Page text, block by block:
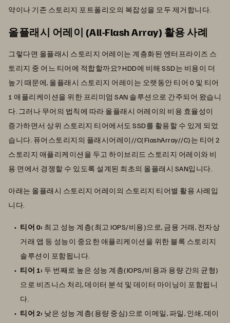
약이나 기존 스토리지 포트폴리오의 복잡성을 모두 제거합니다.
올플래시 어레이 (All-Flash Array) 활용 사례
그렇다면 올플래시 스토리지 어레이는 계층화된 엔터프라이즈 스
토리지 중 어느 티어에 적합할까요? HDD에 비해 SSD는 비용이 더
높기 때문에, 올플래시 스토리지 어레이는 오랫동안 티어 0 및 티어
1 애플리케이션을 위한 프리미엄 SAN 솔루션으로 간주되어 왔습니
다. 그러나 무어의 법칙에 따라 올플래시 어레이의 비용 효율성이
증가하면서 상위 스토리지 티어에서도 SSD를 활용할 수 있게 되었
습니다. 퓨어스토리지의 플래시어레이//C(FlashArray//C)는 티어 2
스토리지 애플리케이션을 두고 하이브리드 스토리지 어레이와 비
용 면에서 경쟁할 수 있도록 설계된 최초의 올플래시 SAN입니다.
아래는 올플래시 스토리지 어레이의 스토리지 티어별 활용 사례입
니다.
티어 0: 최고 성능 계층(최고 IOPS/비용)으로, 금융 거래, 전자상
거래 앱 등 성능이 중요한 애플리케이션을 위한 블록 스토리지
솔루션이 포함됩니다.
티어 1: 두 번째로 높은 성능 계층(IOPS/비용과 용량 간의 균형)
으로 비즈니스 처리, 데이터 분석 및 데이터 마이닝이 포함됩니
다.
티어 2: 낮은 성능 계층(용량 중심)으로 이메일, 파일, 인쇄, 데이